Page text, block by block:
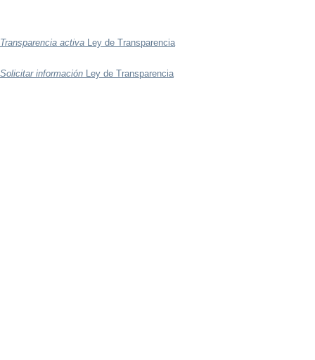
Transparencia activa Ley de Transparencia
Solicitar información Ley de Transparencia